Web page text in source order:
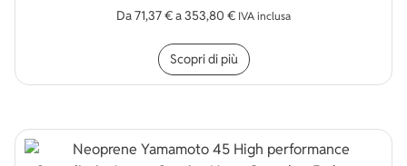
Da71,37€a353,80 € IVA inclusa
Scopri di più